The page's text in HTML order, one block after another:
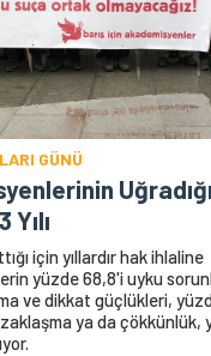
GÜNÜ
Uğradığı
için yıllardır hak ihlaline
yüzde 68,8'i uyku
ve dikkat güçlükleri,
ya da çökkünlük,